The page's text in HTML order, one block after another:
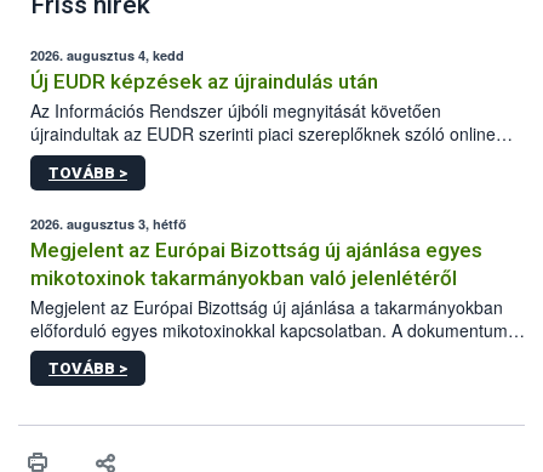
2026. augusztus 4, kedd
Új EUDR képzések az újraindulás után
Az Információs Rendszer újbóli megnyitását követően
újraindultak az EUDR szerinti piaci szereplőknek szóló online
képzések.
TOVÁBB >
2026. augusztus 3, hétfő
Megjelent az Európai Bizottság új ajánlása egyes
mikotoxinok takarmányokban való jelenlétéről
Megjelent az Európai Bizottság új ajánlása a takarmányokban
előforduló egyes mikotoxinokkal kapcsolatban. A dokumentum
2027-től új irányértékek alkalmazását írja elő, és a jelenleg
hatályos uniós ajánlások helyébe lép.
TOVÁBB >